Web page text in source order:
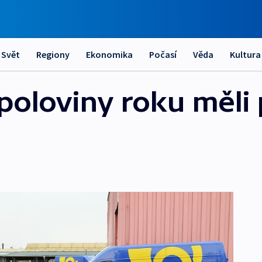
Svět Regiony Ekonomika Počasí Věda Kultura
roku měli